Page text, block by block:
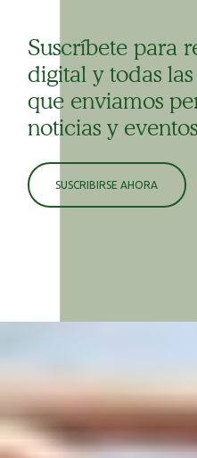
Suscríbete para
digital y todas
que enviamos
noticias y eventos
SUSCRIBIRSE AHORA